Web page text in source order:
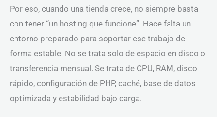
Por eso, cuando una tienda crece, no siempre basta
con tener “un hosting que funcione”. Hace falta un
entorno preparado para soportar ese trabajo de
forma estable. No se trata solo de espacio en disco o
transferencia mensual. Se trata de CPU, RAM, disco
rápido, configuración de PHP, caché, base de datos
optimizada y estabilidad bajo carga.